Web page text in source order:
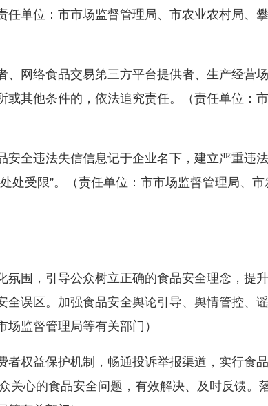
任单位：市市场监督管理局、市农业农村局、
网络食品交易第三方平台提供者、生产经营
其他条件的，依法追究责任。（责任单位：
全违法失信信息记于企业名下，建立严重违
处受限”。（责任单位：市市场监督管理局、市
围，引导公众树立正确的食品安全理念，提
误区。加强食品安全舆论引导、舆情管控、
监督管理局等有关部门）
权益保护机制，畅通投诉举报渠道，实行食
关心的食品安全问题，有效解决、及时反馈。